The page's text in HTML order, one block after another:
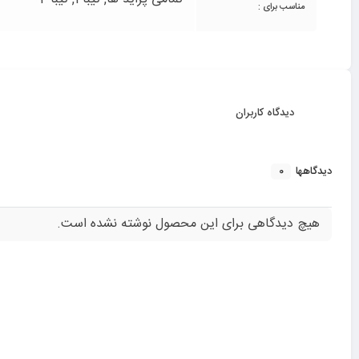
مناسب برای :
دیدگاه کاربران
دیدگاهها 0
هیچ دیدگاهی برای این محصول نوشته نشده است.